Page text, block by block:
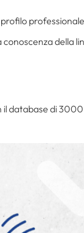
professionale
della
il database di 3000